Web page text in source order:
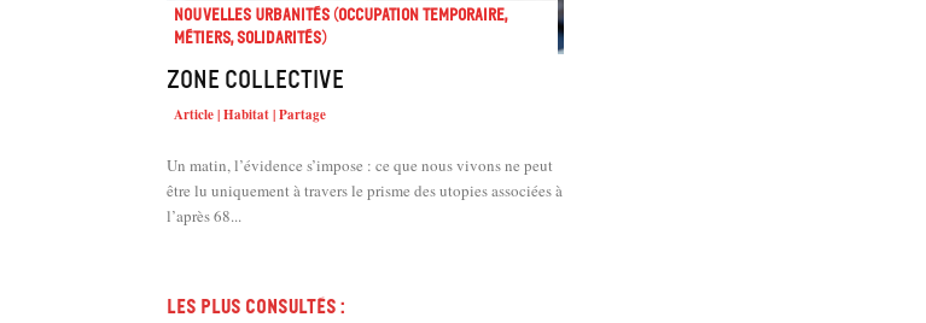
Nouvelles urbanités (occupation temporaire,
métiers, solidarités)
Zone collective
Article | Habitat | Partage
Un matin, l’évidence s’impose : ce que nous vivons ne peut
être lu uniquement à travers le prisme des utopies associées à
l’après 68...
Les plus consultés :